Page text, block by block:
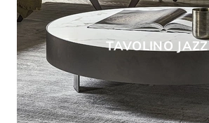
TAVOLINO JAZZ